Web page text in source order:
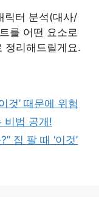
릭터 분석(대사/
를 어떤 요소로
정리해드릴게요.
것’ 때문에 위험
비법 공개!
집 팔 때 ‘이것’